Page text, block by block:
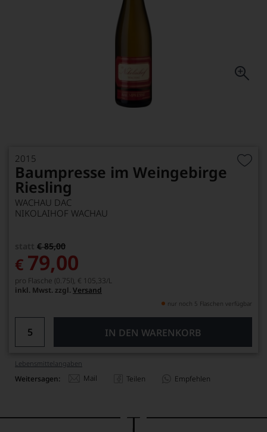
2015
Baumpresse im Weingebirge
Riesling
WACHAU DAC
NIKOLAIHOF WACHAU
€ 85,00
€ 79,00
pro Flasche (0.75l), € 105,33/L
inkl. Mwst. zzgl. Versand
nur noch 5 Flaschen verfügbar
IN DEN WARENKORB
Lebensmittel­angaben
Weitersagen: Mail Teilen Empfehlen